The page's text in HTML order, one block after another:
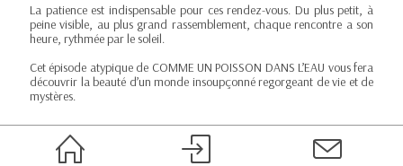
La patience est indispensable pour ces rendez-vous. Du plus petit, à
peine visible, au plus grand rassemblement, chaque rencontre a son
heure, rythmée par le soleil.
Cet épisode atypique de COMME UN POISSON DANS L’EAU vous fera
découvrir la beauté d’un monde insoupçonné regorgeant de vie et de
mystères.